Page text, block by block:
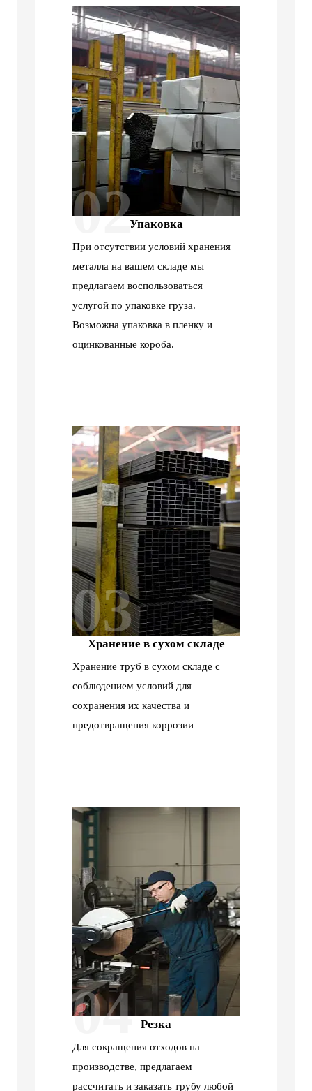
02Упаковка
При отсутствии условий хранения
металла на вашем складе мы
предлагаем воспользоваться
услугой по упаковке груза.
Возможна упаковка в пленку и
оцинкованные короба.
03
Хранение в сухом складе
Хранение труб в сухом складе с
соблюдением условий для
сохранения их качества и
предотвращения коррозии
04 Резка
Для сокращения отходов на
производстве, предлагаем
рассчитать и заказать трубу любой